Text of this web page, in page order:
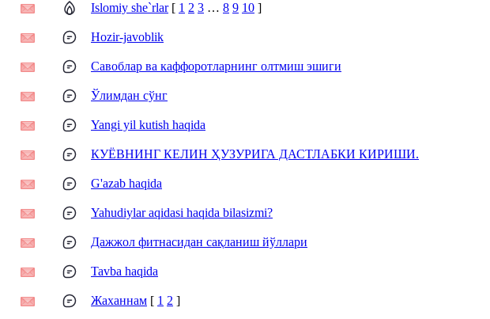
Islomiy she`rlar [ 1 2 3 … 8 9 10 ]
Hozir-javoblik
Савоблар ва каффоротларнинг олтмиш эшиги
Ўлимдан сўнг
Yangi yil kutish haqida
КУЁВНИНГ КЕЛИН ҲУЗУРИГА ДАСТЛАБКИ КИРИШИ.
G'azab haqida
Yahudiylar aqidasi haqida bilasizmi?
Дажжол фитнасидан сақланиш йўллари
Tavba haqida
Жаханнам [ 1 2 ]